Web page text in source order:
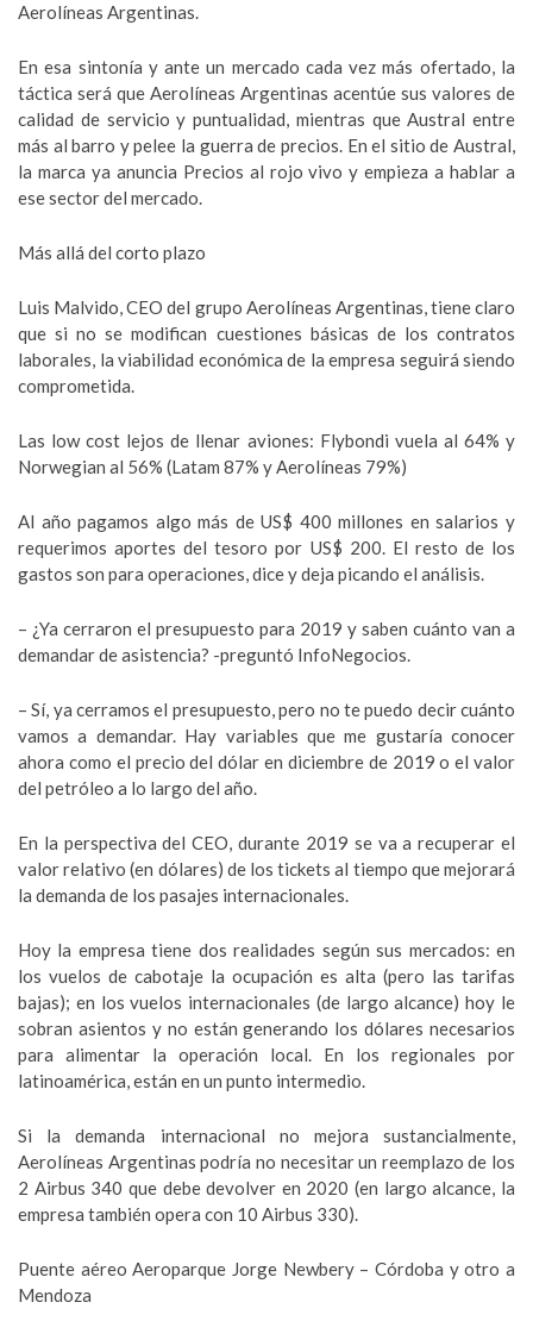
Aerolíneas Argentinas.
En esa sintonía y ante un mercado cada vez más ofertado, la
táctica será que Aerolíneas Argentinas acentúe sus valores de
calidad de servicio y puntualidad, mientras que Austral entre
más al barro y pelee la guerra de precios. En el sitio de Austral,
la marca ya anuncia Precios al rojo vivo y empieza a hablar a
ese sector del mercado.
Más allá del corto plazo
Luis Malvido, CEO del grupo Aerolíneas Argentinas, tiene claro
que si no se modifican cuestiones básicas de los contratos
laborales, la viabilidad económica de la empresa seguirá siendo
comprometida.
Las low cost lejos de llenar aviones: Flybondi vuela al 64% y
Norwegian al 56% (Latam 87% y Aerolíneas 79%)
Al año pagamos algo más de US$ 400 millones en salarios y
requerimos aportes del tesoro por US$ 200. El resto de los
gastos son para operaciones, dice y deja picando el análisis.
– ¿Ya cerraron el presupuesto para 2019 y saben cuánto van a
demandar de asistencia? -preguntó InfoNegocios.
– Sí, ya cerramos el presupuesto, pero no te puedo decir cuánto
vamos a demandar. Hay variables que me gustaría conocer
ahora como el precio del dólar en diciembre de 2019 o el valor
del petróleo a lo largo del año.
En la perspectiva del CEO, durante 2019 se va a recuperar el
valor relativo (en dólares) de los tickets al tiempo que mejorará
la demanda de los pasajes internacionales.
Hoy la empresa tiene dos realidades según sus mercados: en
los vuelos de cabotaje la ocupación es alta (pero las tarifas
bajas); en los vuelos internacionales (de largo alcance) hoy le
sobran asientos y no están generando los dólares necesarios
para alimentar la operación local. En los regionales por
latinoamérica, están en un punto intermedio.
Si la demanda internacional no mejora sustancialmente,
Aerolíneas Argentinas podría no necesitar un reemplazo de los
2 Airbus 340 que debe devolver en 2020 (en largo alcance, la
empresa también opera con 10 Airbus 330).
Puente aéreo Aeroparque Jorge Newbery – Córdoba y otro a
Mendoza